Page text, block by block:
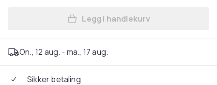
Legg 150° IP-kamera /
Legg i handlekurv
On., 12 aug. - ma., 17 aug.
Sikker betaling